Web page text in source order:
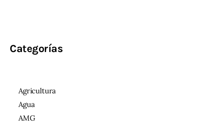
Categorías
Agricultura
Agua
AMG